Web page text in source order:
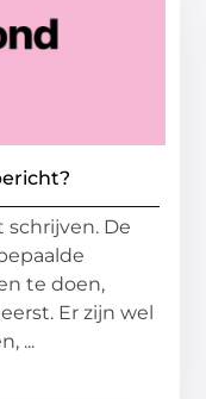
De
te doen,
Er zijn wel
...